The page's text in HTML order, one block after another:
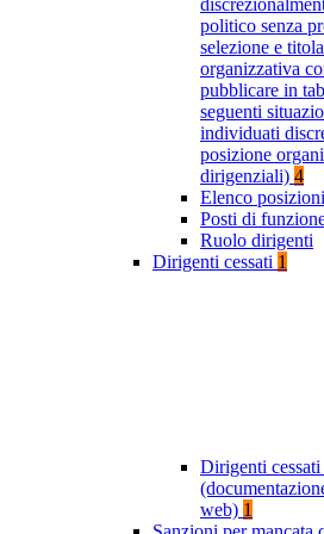
politico senza
selezione e
organizzativa
pubblicare in
seguenti
individuati
posizione
dirigenziali) 4
Elenco
Posti di
Ruolo dirigenti
Dirigenti cessati 1
Dirigenti
web) 1